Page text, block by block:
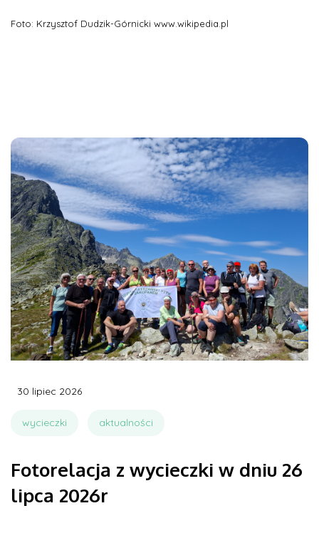
Foto: Krzysztof Dudzik-Górnicki www.wikipedia.pl
30 lipiec 2026
wycieczki aktualności
Fotorelacja z wycieczki w dniu 26
lipca 2026r